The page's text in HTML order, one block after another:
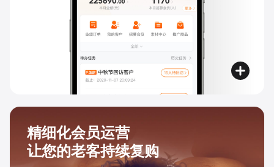
精细化会员运营
让您的老客持续复购